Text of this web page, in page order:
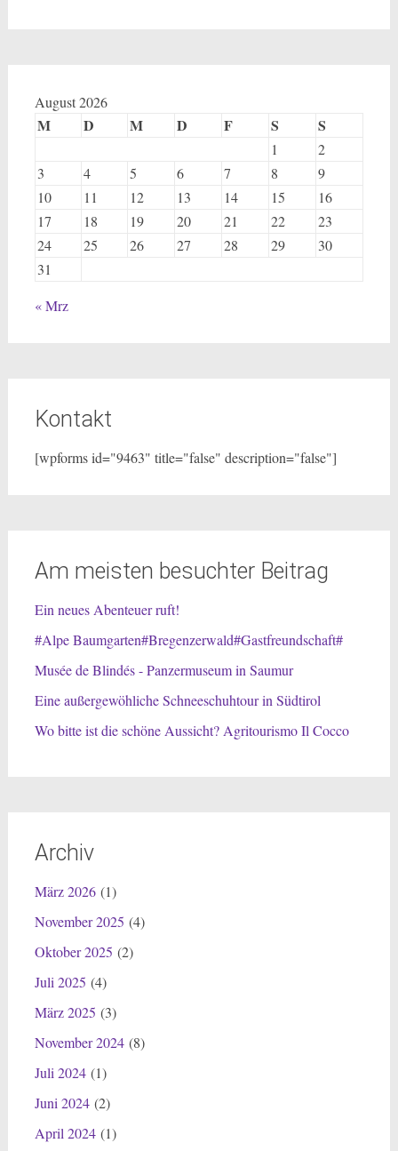
August 2026
M D M D F S S
1
2
3
4 5 6 7 8
9
10
11 12 13 14 15
16
17
18 19 20 21 22
23
24
25 26 27 28 29
30
31
« Mrz
Kontakt
[wpforms id="9463" title="false" description="false"]
Am meisten besuchter Beitrag
Ein neues Abenteuer ruft!
#Alpe Baumgarten#Bregenzerwald#Gastfreundschaft#
Musée de Blindés - Panzermuseum in Saumur
Eine außergewöhliche Schneeschuhtour in Südtirol
Wo bitte ist die schöne Aussicht? Agritourismo Il Cocco
Archiv
März 2026(1)
November 2025 (4)
Oktober 2025 (2)
Juli 2025 (4)
März 2025 (3)
November 2024(8)
Juli 2024(1)
Juni 2024(2)
April 2024(1)